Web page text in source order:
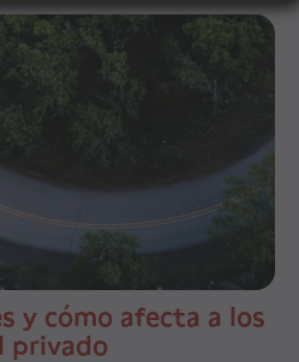
y cómo afecta a los
privado